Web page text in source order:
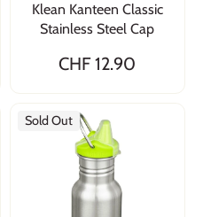
Klean Kanteen Classic
Stainless Steel Cap
CHF 12.90
Sold Out